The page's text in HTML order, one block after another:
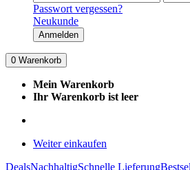
Passwort vergessen?
Neukunde
Anmelden
0 Warenkorb
Mein Warenkorb
Ihr Warenkorb ist leer
Weiter einkaufen
DealsNachhaltigSchnelle Lieferung